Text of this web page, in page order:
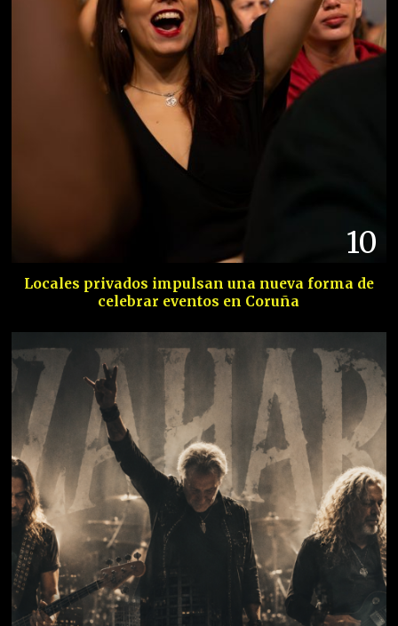
10
Locales privados impulsan una nueva forma de
celebrar eventos en Coruña